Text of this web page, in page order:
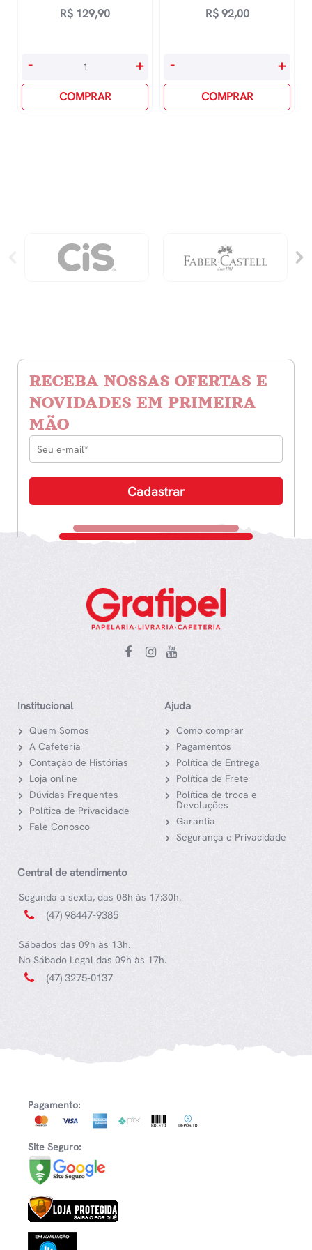
quantidade
R$ 129,90
Minha
Comunhão
quantidade
- +
COMPRAR
R$92,00
O
CrianÇa
- +
COMPRAR
RECEBA NOSSAS OFERTAS E
NOVIDADES EM PRIMEIRA
MÃO
Institucional
Quem Somos
A Cafeteria
Contação de Histórias
Loja online
Dúvidas Frequentes
Política de Privacidade
Fale Conosco
Ajuda
Como comprar
Pagamentos
Política de Entrega
Política de Frete
Política de troca e
Devoluções
Garantia
Segurança e Privacidade
Central de atendimento
Segunda a sexta, das 08h às 17:30h.
(47) 98447-9385
Sábados das 09h às 13h.
No Sábado Legal das 09h às 17h.
(47) 3275-0137
Pagamento:
Site Seguro: